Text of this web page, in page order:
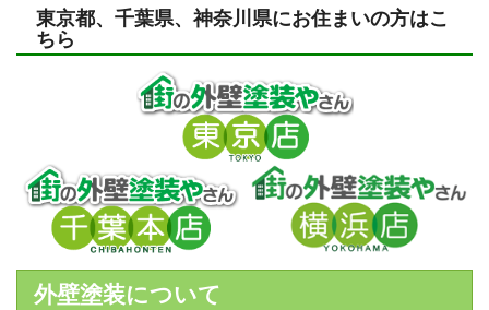
東京都、千葉県、神奈川県にお住まいの方はこ
ちら
外壁塗装について